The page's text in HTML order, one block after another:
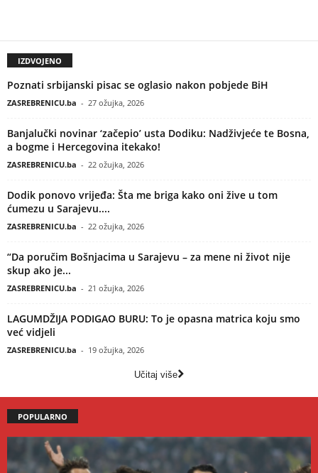
IZDVOJENO
Poznati srbijanski pisac se oglasio nakon pobjede BiH
ZASREBRENICU.ba - 27 ožujka, 2026
Banjalučki novinar ‘začepio’ usta Dodiku: Nadživjeće te Bosna,
a bogme i Hercegovina itekako!
ZASREBRENICU.ba - 22 ožujka, 2026
Dodik ponovo vrijeđa: Šta me briga kako oni žive u tom
ćumezu u Sarajevu....
ZASREBRENICU.ba - 22 ožujka, 2026
“Da poručim Bošnjacima u Sarajevu – za mene ni život nije
skup ako je...
ZASREBRENICU.ba - 21 ožujka, 2026
LAGUMDŽIJA PODIGAO BURU: To je opasna matrica koju smo
već vidjeli
ZASREBRENICU.ba - 19 ožujka, 2026
Učitaj više
POPULARNO